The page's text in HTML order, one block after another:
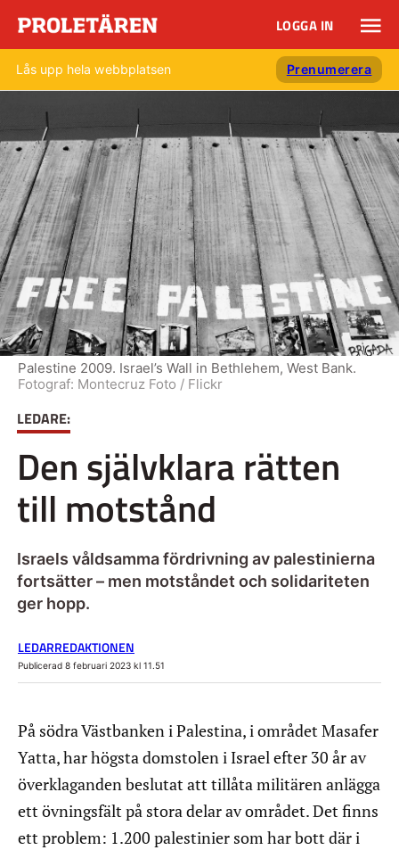
LOGGA IN
Lås upp hela webbplatsen Prenumerera
LEDARE:
Den självklara rätten
till motstånd
Israels våldsamma fördrivning av palestinierna
fortsätter – men motståndet och solidariteten
ger hopp.
Palestine 2009. Israel’s Wall in Bethlehem, West Bank.
Fotograf: Montecruz Foto / Flickr
LEDARREDAKTIONEN
Publicerad 8 februari 2023 kl 11.51
På södra Västbanken i Palestina, i området Masafer
Yatta, har högsta domstolen i Israel efter 30 år av
överklaganden beslutat att tillåta militären anlägga
ett övningsfält på stora delar av området. Det finns
ett problem: 1.200 palestinier som har bott där i